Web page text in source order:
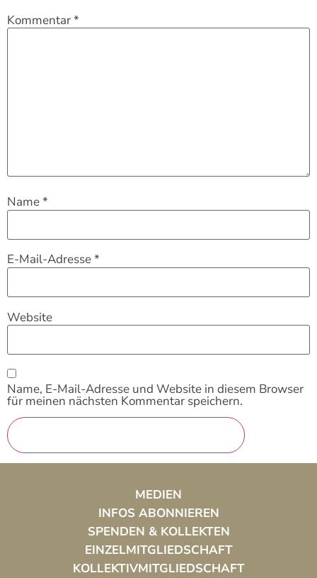
Kommentar*
Name*
E-Mail-Adresse*
Website
Name, E-Mail-Adresse und Website in diesem Browser
für meinen nächsten Kommentar speichern.
MEDIEN
INFOS ABONNIEREN
SPENDEN & KOLLEKTEN
EINZELMITGLIEDSCHAFT
KOLLEKTIVMITGLIEDSCHAFT